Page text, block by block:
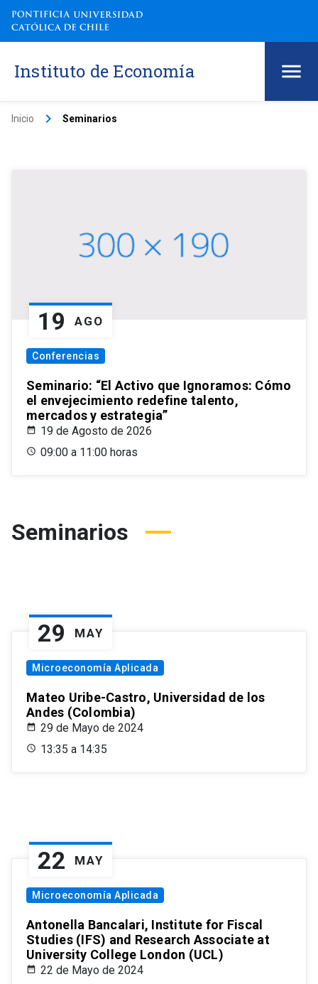
Instituto de Economía
Inicio keyboard_arrow_right Seminarios
19 AGO
Conferencias
Seminario: “El Activo que Ignoramos: Cómo
el envejecimiento redefine talento,
mercados y estrategia”
19 de Agosto de 2026
09:00 a 11:00 horas
Seminarios
29 MAY
Microeconomía Aplicada
Mateo Uribe-Castro, Universidad de los
Andes (Colombia)
29 de Mayo de 2024
13:35 a 14:35
22 MAY
Microeconomía Aplicada
Antonella Bancalari, Institute for Fiscal
Studies (IFS) and Research Associate at
University College London (UCL)
22 de Mayo de 2024